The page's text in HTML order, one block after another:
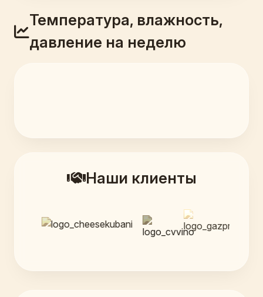
Температура, влажность,
давление на неделю
Наши клиенты